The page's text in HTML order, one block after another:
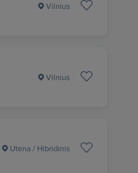
Vilnius
Vilnius
Utena / Hibridinis